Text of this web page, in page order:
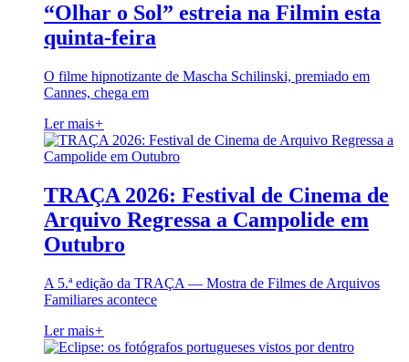
“Olhar o Sol” estreia na Filmin esta
quinta-feira
O filme hipnotizante de Mascha Schilinski, premiado em
Cannes, chega em
Ler mais+
TRAÇA 2026: Festival de Cinema de
Arquivo Regressa a Campolide em
Outubro
A 5.ª edição da TRAÇA — Mostra de Filmes de Arquivos
Familiares acontece
Ler mais+